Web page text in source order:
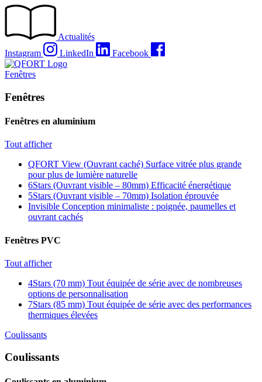
Passer
Actualités
Instagram
LinkedIn Facebook
Fenêtres
Fenêtres
Fenêtres en aluminium
Tout afficher
QFORT View (Ouvrant caché) Surface vitrée plus grande
pour plus de lumière naturelle
6Stars (Ouvrant visible – 80mm) Efficacité énergétique
5Stars (Ouvrant visible – 70mm) Isolation éprouvée
Invisible Conception minimaliste : poignée, paumelles et
ouvrant cachés
Fenêtres PVC
Tout afficher
4Stars (70 mm) Tout équipée de série avec de nombreuses
options de personnalisation
7Stars (85 mm) Tout équipée de série avec des performances
thermiques élevées
Coulissants
Coulissants